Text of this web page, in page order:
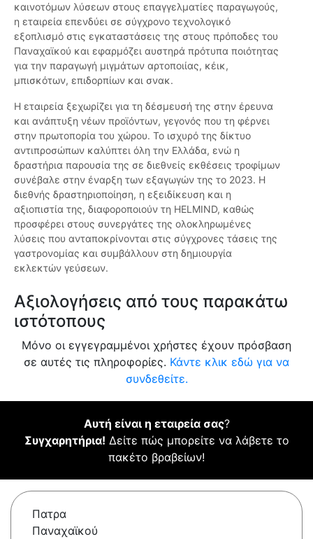
καινοτόμων λύσεων στους επαγγελματίες παραγωγούς,
η εταιρεία επενδύει σε σύγχρονο τεχνολογικό
εξοπλισμό στις εγκαταστάσεις της στους πρόποδες του
Παναχαϊκού και εφαρμόζει αυστηρά πρότυπα ποιότητας
για την παραγωγή μιγμάτων αρτοποιίας, κέικ,
μπισκότων, επιδορπίων και σνακ.
Η εταιρεία ξεχωρίζει για τη δέσμευσή της στην έρευνα
και ανάπτυξη νέων προϊόντων, γεγονός που τη φέρνει
στην πρωτοπορία του χώρου. Το ισχυρό της δίκτυο
αντιπροσώπων καλύπτει όλη την Ελλάδα, ενώ η
δραστήρια παρουσία της σε διεθνείς εκθέσεις τροφίμων
συνέβαλε στην έναρξη των εξαγωγών της το 2023. Η
διεθνής δραστηριοποίηση, η εξειδίκευση και η
αξιοπιστία της, διαφοροποιούν τη HELMIND, καθώς
προσφέρει στους συνεργάτες της ολοκληρωμένες
λύσεις που ανταποκρίνονται στις σύγχρονες τάσεις της
γαστρονομίας και συμβάλλουν στη δημιουργία
εκλεκτών γεύσεων.
Αξιολογήσεις από τους παρακάτω
ιστότοπους
Μόνο οι εγγεγραμμένοι χρήστες έχουν πρόσβαση
σε αυτές τις πληροφορίες. Κάντε κλικ εδώ για να
συνδεθείτε.
Αυτή είναι η εταιρεία σας?
Συγχαρητήρια! Δείτε πώς μπορείτε να λάβετε το
πακέτο βραβείων!
Πατρα
Παναχαϊκού